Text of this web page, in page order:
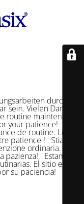
durch. Die
sein. Vielen Dank für
maintenance.
your patience! Nous
de routine. Le site
patience ! Stiamo
ordinaria. Il sito
Estamos
El sitio estará
su paciencia!